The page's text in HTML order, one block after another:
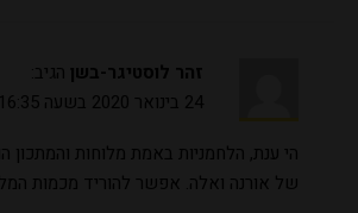
זהר לוסטיגר-בשן הגיב:
24 בינואר 2020 בשעה 16:35
הי ענת, הלחמניות באמת מלוחות והמתכון
של אורנה ואלה. אפשר להוריד מכמות